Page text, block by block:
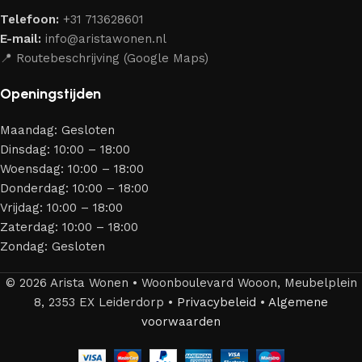
aantrekkelijk design en optimale veiligheid — zodat je
jarenlang kunt genieten van jouw interieur.
Telefoon: +31 713628601
E-mail: info@aristawonen.nl
📍 Routebeschrijving (Google Maps)
Openingstijden
Maandag: Gesloten
Dinsdag: 10:00 – 18:00
Woensdag: 10:00 – 18:00
Donderdag: 10:00 – 18:00
Vrijdag: 10:00 – 18:00
Zaterdag: 10:00 – 18:00
Zondag: Gesloten
© 2026 Arista Wonen • Woonboulevard Wooon, Meubelplein
8, 2353 EX Leiderdorp • Privacybeleid • Algemene
voorwaarden